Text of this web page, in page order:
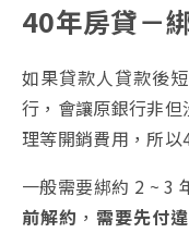
40年房貸－
如果貸款人貸款後
行，會讓原銀行非
理等開銷費用，所以
一般需要綁約 2 ~ 3
前解約 ， 需要先付